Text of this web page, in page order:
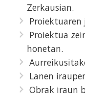
Zerkausian.
Proiektua
honetan.
Lanen
Obrak iraun